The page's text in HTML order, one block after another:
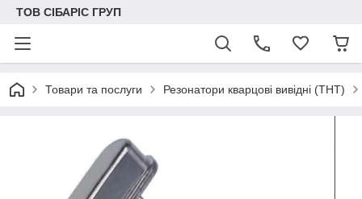
ТОВ СІБАРІС ГРУП
Товари та послуги Резонатори кварцові вивідні (THT)